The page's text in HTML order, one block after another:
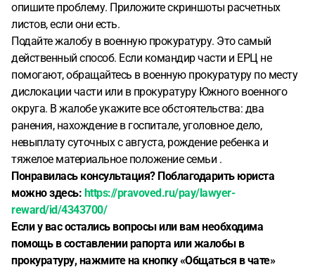
опишите проблему. Приложите скриншоты расчетных
листов, если они есть.
Подайте жалобу в военную прокуратуру. Это самый
действенный способ. Если командир части и ЕРЦ не
помогают, обращайтесь в военную прокуратуру по месту
дислокации части или в прокуратуру Южного военного
округа. В жалобе укажите все обстоятельства: два
ранения, нахождение в госпитале, уголовное дело,
невыплату суточных с августа, рождение ребенка и
тяжелое материальное положение семьи .
Понравилась консультация? Поблагодарить юриста
можно здесь: https://pravoved.ru/pay/lawyer-
reward/id/4343700/
Если у вас остались вопросы или вам необходима
помощь в составлении рапорта или жалобы в
прокуратуру, нажмите на кнопку «Общаться в чате»